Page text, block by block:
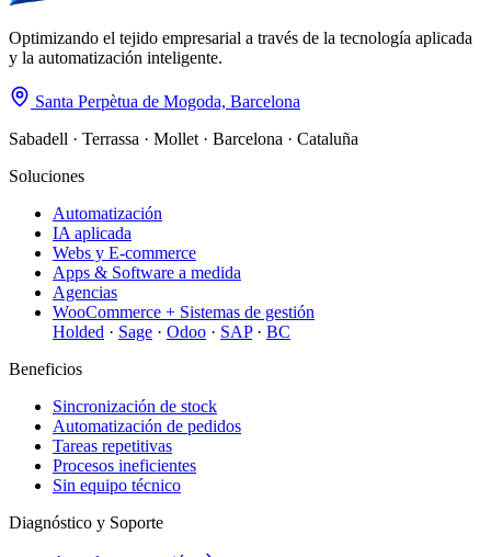
Optimizando el tejido empresarial a través de la tecnología aplicada
y la automatización inteligente.
Santa Perpètua de Mogoda, Barcelona
Sabadell · Terrassa · Mollet · Barcelona · Cataluña
Soluciones
Automatización
IA aplicada
Webs y E-commerce
Apps & Software a medida
Agencias
WooCommerce + Sistemas de gestión
Holded · Sage · Odoo · SAP · BC
Beneficios
Sincronización de stock
Automatización de pedidos
Tareas repetitivas
Procesos ineficientes
Sin equipo técnico
Diagnóstico y Soporte